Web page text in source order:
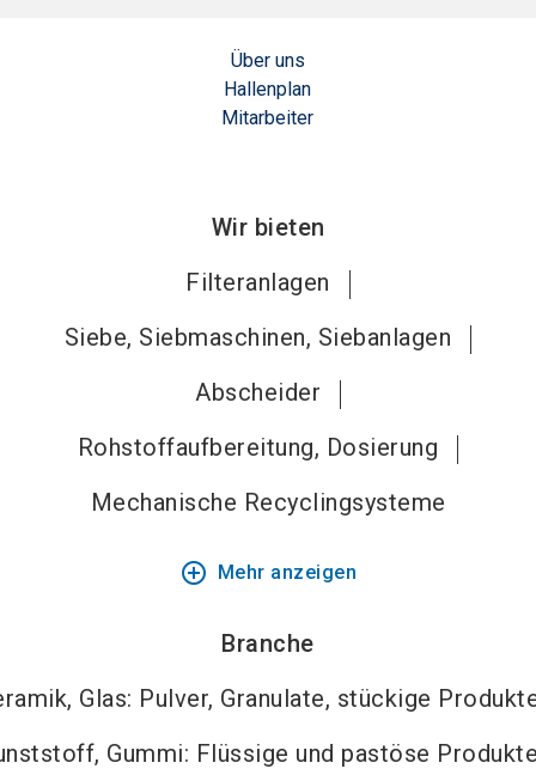
Über uns
Hallenplan
Mitarbeiter
Wir bieten
Filteranlagen
Siebe, Siebmaschinen, Siebanlagen
Abscheider
Rohstoffaufbereitung, Dosierung
Mechanische Recyclingsysteme
add_circle_outline Mehr anzeigen
Branche
Glas: Pulver, Granulate, stückige
Gummi: Flüssige und pastöse